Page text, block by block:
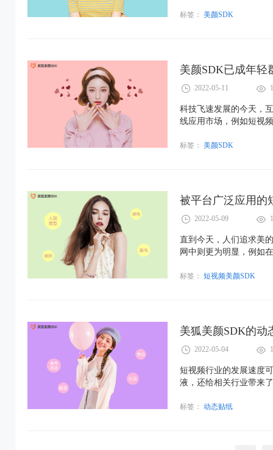
发挥着重要的作用……
标签： 美颜SDK
美颜SDK已成年轻
2022-05-11
科技飞速发展的今天，
线应用市场，例如短视
标签： 美颜SDK
2022-05-09
直到今天，人们追求美
网中则更为明显，例如
粉丝们的喜爱，并且为
标签： 短视频美颜SDK
美狐美颜SDK的动
2022-05-04
短视频行业的发展速度
液，还给相关行业带来
标签： 动态贴纸